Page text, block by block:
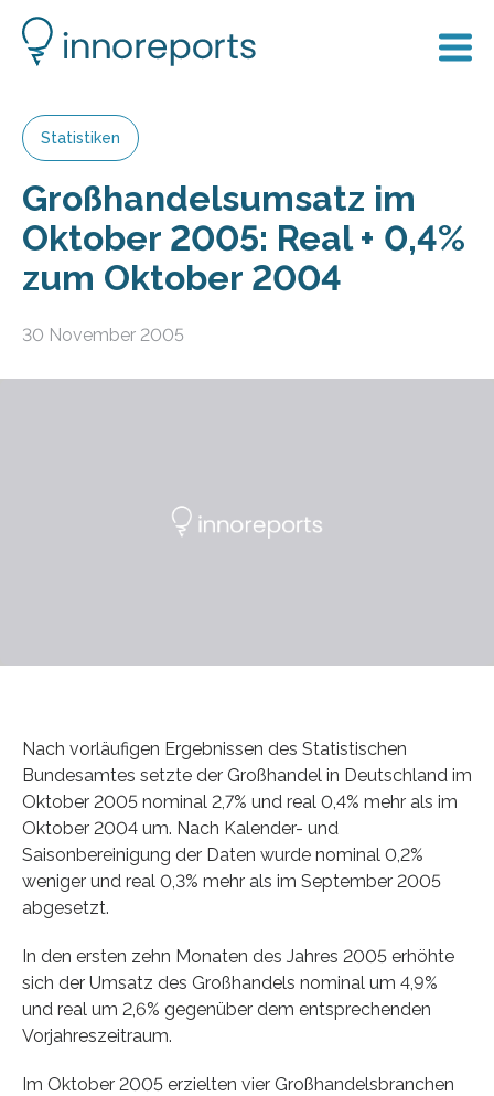
Statistiken
Großhandelsumsatz im
Oktober 2005: Real + 0,4%
zum Oktober 2004
30 November 2005
Nach vorläufigen Ergebnissen des Statistischen
Bundesamtes setzte der Großhandel in Deutschland im
Oktober 2005 nominal 2,7% und real 0,4% mehr als im
Oktober 2004 um. Nach Kalender- und
Saisonbereinigung der Daten wurde nominal 0,2%
weniger und real 0,3% mehr als im September 2005
abgesetzt.
In den ersten zehn Monaten des Jahres 2005 erhöhte
sich der Umsatz des Großhandels nominal um 4,9%
und real um 2,6% gegenüber dem entsprechenden
Vorjahreszeitraum.
Im Oktober 2005 erzielten vier Großhandelsbranchen